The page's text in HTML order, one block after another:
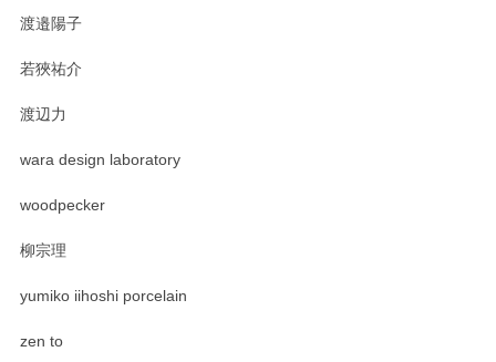
渡邉陽子
若狹祐介
渡辺力
wara design laboratory
woodpecker
柳宗理
yumiko iihoshi porcelain
zen to